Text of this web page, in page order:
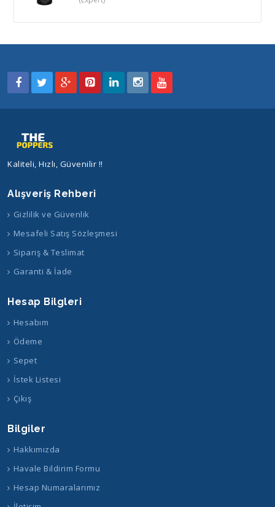
üzerinden
Kaliteli, Hızlı, Güvenilir !!
Alışveriş Rehberi
Gizlilik ve Güvenlik
Mesafeli Satış Sözleşmesi
Sipariş & Teslimat
Garanti & İade
Hesap Bilgleri
Hesabım
Ödeme
Sepet
İstek Listesi
Çıkış
Bilgiler
Hakkımızda
Havale Bildirim Formu
Hesap Numaralarımız